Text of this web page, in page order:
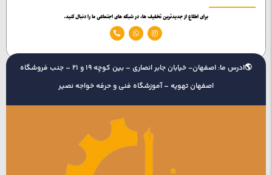
برای اطلاع از جدیدترین تخفیف ها، در شبکه های اجتماعی ما را دنبال کنید.
🌎ادرس ما: اصفهان- خیابان جابر انصاری – بین کوچه 19 و 21 – جنب فروشگاه
اصفهان تهویه – آموزشگاه فنی و حرفه خواجه نصیر